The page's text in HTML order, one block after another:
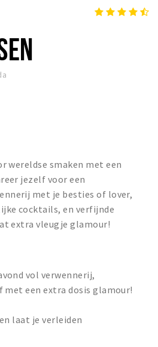
wereldse smaken met een
jezelf voor een
met je besties of lover,
cocktails, en verfijnde
extra vleugje glamour!
vol verwennerij,
een extra dosis glamour!
laat je verleiden